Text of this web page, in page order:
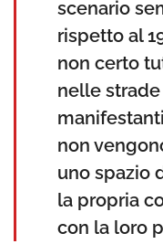
scenario
rispetto al
non certo
nelle
non
uno spazio
la propria
con la loro